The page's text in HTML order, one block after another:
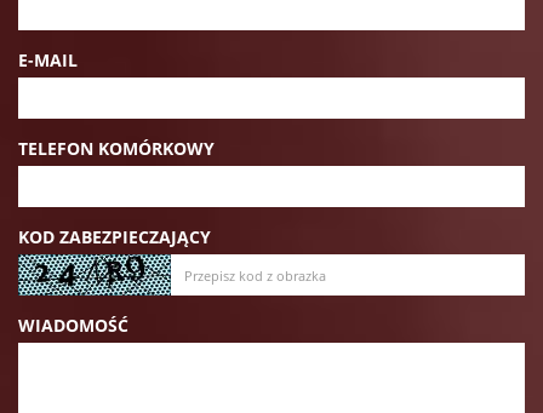
E-MAIL
TELEFON KOMÓRKOWY
KOD ZABEZPIECZAJĄCY
WIADOMOŚĆ